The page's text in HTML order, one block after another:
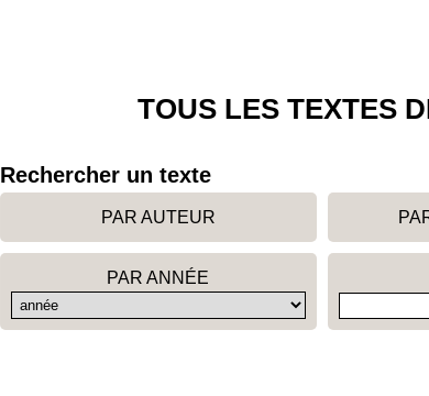
TOUS LES TEXTES
Rechercher un texte
PAR AUTEUR
PAR ANNÉE